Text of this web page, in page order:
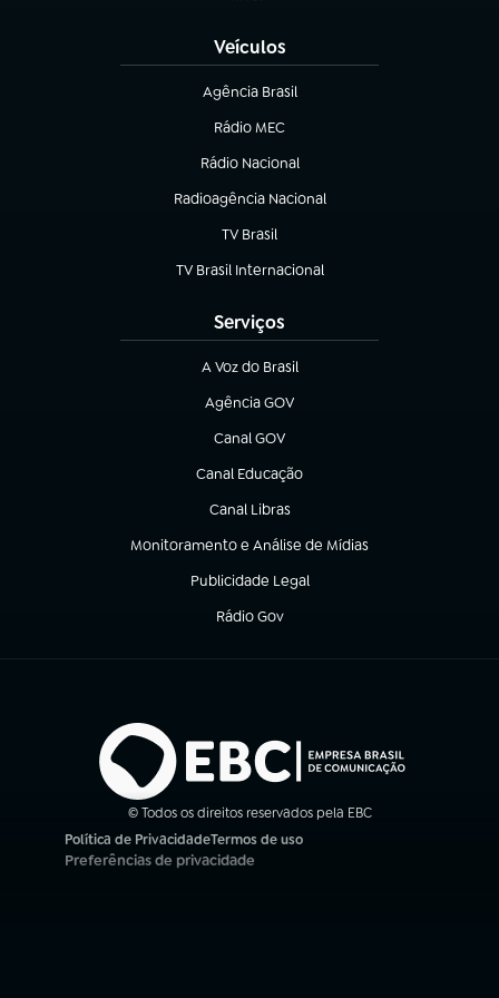
Veículos
Agência Brasil
(abre em nova aba)
Rádio MEC
Rádio Nacional
(abre em nova aba)
Radioagência Nacional
(abre em nova aba)
TV Brasil
(abre em nova aba)
TV Brasil Internacional
(abre em nova aba)
Serviços
A Voz do Brasil
(abre em nova aba)
Agência GOV
(abre em nova aba)
Canal GOV
(abre em nova aba)
Canal Educação
(abre em nova aba)
Canal Libras
(abre em nova aba)
Monitoramento e Análise de Mídias
(abre em nova aba)
Publicidade Legal
(abre em nova aba)
Rádio Gov
(abre em nova aba)
© Todos os direitos reservados pela EBC
Política de Privacidade
(abre em nova aba)
Termos de uso
(abre em nova aba)
Preferências de privacidade